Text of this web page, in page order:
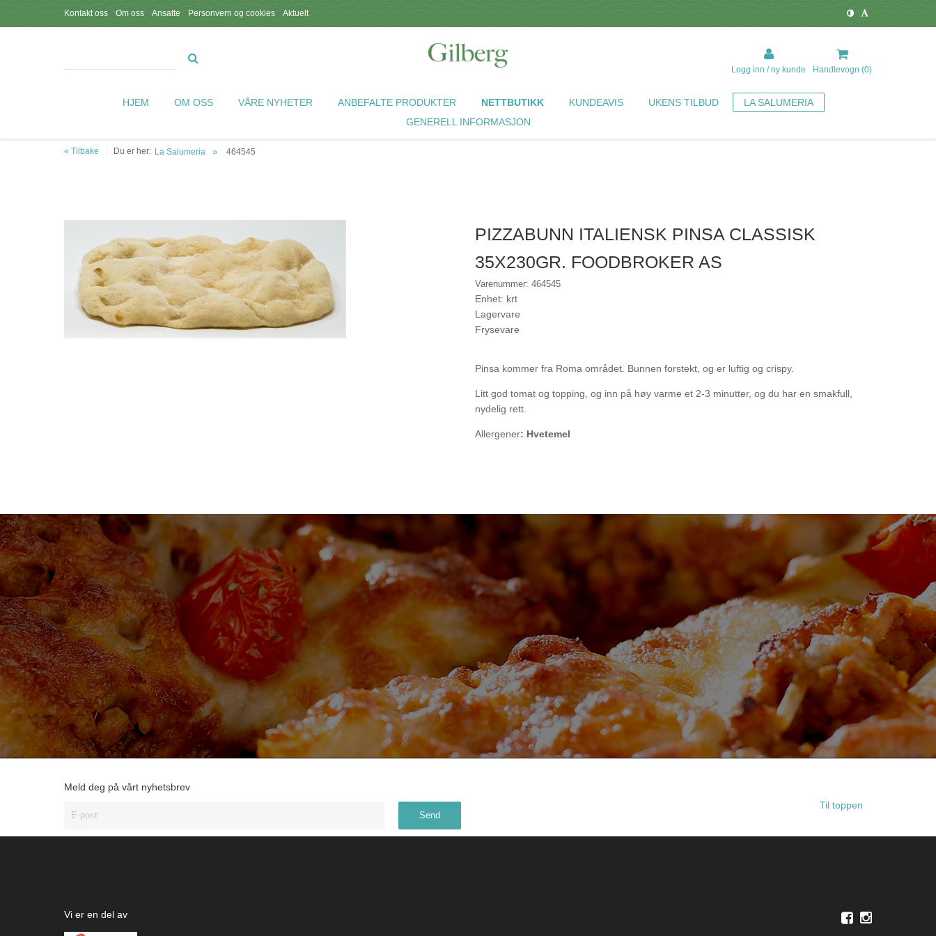
Kontakt oss Om oss Ansatte Personvern og cookies Aktuelt
Logg inn / ny kunde Handlevogn (0)
HJEM OM OSS VÅRE NYHETER ANBEFALTE PRODUKTER NETTBUTIKK KUNDEAVIS UKENS TILBUD
LA SALUMERIA
GENERELL INFORMASJON
« Tilbake Du er her: La Salumeria 464545
PIZZABUNN ITALIENSK PINSA CLASSISK
35X230GR. FOODBROKER AS
Varenummer: 464545
Enhet: krt
Lagervare
Frysevare
Pinsa kommer fra Roma området. Bunnen forstekt, og er luftig og crispy.
Litt god tomat og topping, og inn på høy varme et 2-3 minutter, og du har en smakfull,
nydelig rett.
Allergener: Hvetemel
Meld deg på vårt nyhetsbrev
Til toppen
Vi er en del av